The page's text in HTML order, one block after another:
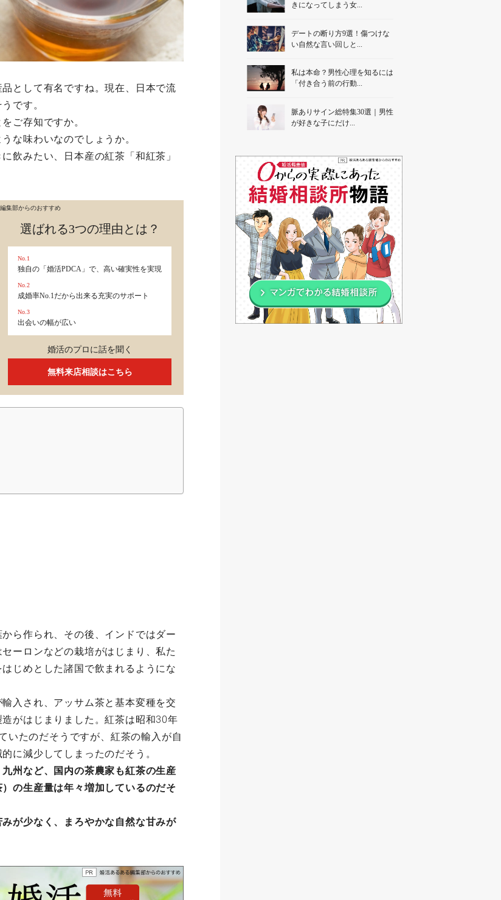
として有名ですね。現在、日本で流
です。
ご存知ですか。
な味わいなのでしょうか。
飲みたい、日本産の紅茶「和紅茶」
集部からのおすすめ
選ばれる3つの理由とは？
No.1
独自の「婚活PDCA」で、高い確実性を実現
No.2
成婚率No.1だから出来る充実のサポート
No.3
出会いの幅が広い
婚活のプロに話を聞く
無料来店相談はこちら
ら作られ、その後、インドではダー
ーロンなどの栽培がはじまり、私た
じめとした諸国で飲まれるようにな
入され、アッサム茶と基本変種を交
がはじまりました。紅茶は昭和30年
いたのだそうですが、紅茶の輸入が自
に減少してしまったのだそう。
州など、国内の茶農家も紅茶の生産
の生産量は年々増加しているのだそ
が少なく、まろやかな自然な甘みが
きになってしまう女...
デートの断り方9選！傷つけな
い自然な言い回しと...
私は本命？男性心理を知るには
「付き合う前の行動...
脈ありサイン総特集30選｜男性
が好きな子にだけ...